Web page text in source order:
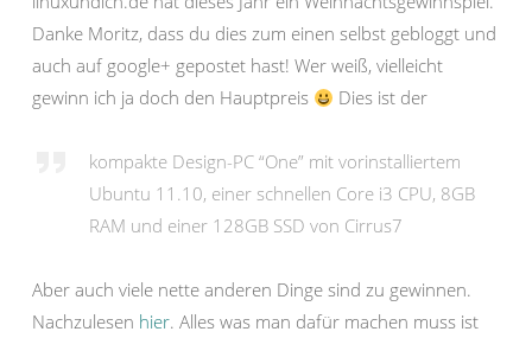
Danke Moritz, dass du dies zum einen selbst gebloggt und
auch auf google+ gepostet hast! Wer weiß, vielleicht
gewinn ich ja doch den Hauptpreis
Dies ist der
kompakte Design-PC “One” mit vorinstalliertem
Ubuntu 11.10, einer schnellen Core i3 CPU, 8GB
RAM und einer 128GB SSD von Cirrus7
Aber auch viele nette anderen Dinge sind zu gewinnen.
Nachzulesen hier. Alles was man dafür machen muss ist